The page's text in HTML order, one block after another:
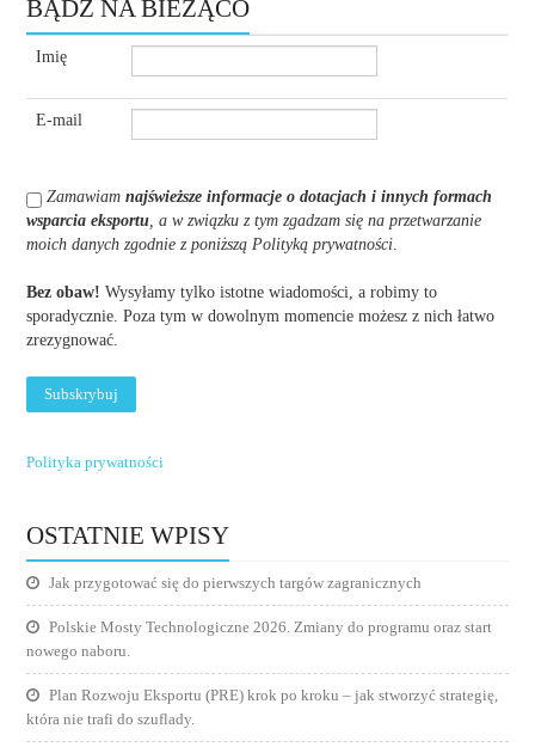
BĄDŹ NA BIEŻĄCO
Imię
E-mail
Zamawiamnajświeższe informacje o dotacjach i innych formach
wsparcia eksportu , a w związku z tym zgadzam się na przetwarzanie
moich danych zgodnie z poniższą Polityką prywatności
Bez obaw! Wysyłamy tylko istotne wiadomości, a robimy to
sporadycznie. Poza tym w dowolnym momencie możesz z nich łatwo
zrezygnować.
Polityka prywatności
OSTATNIE WPISY
Jak przygotować się do pierwszych targów zagranicznych
Polskie Mosty Technologiczne 2026. Zmiany do programu oraz start
nowego naboru.
Plan Rozwoju Eksportu (PRE) krok po kroku – jak stworzyć strategię,
która nie trafi do szuflady.